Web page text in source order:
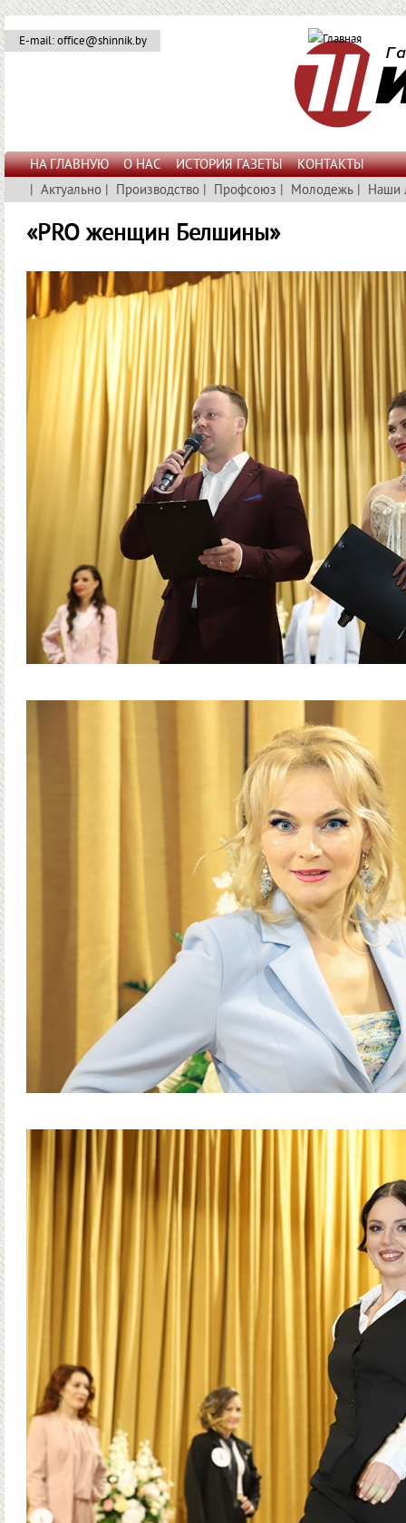
E-mail: office@shinnik.by
НА ГЛАВНУЮ О НАС ИСТОРИЯ ГАЗЕТЫ
КОНТАКТЫ
| Актуально | Производство | Профсоюз | Молодежь | Наши
«PRO женщин Белшины»